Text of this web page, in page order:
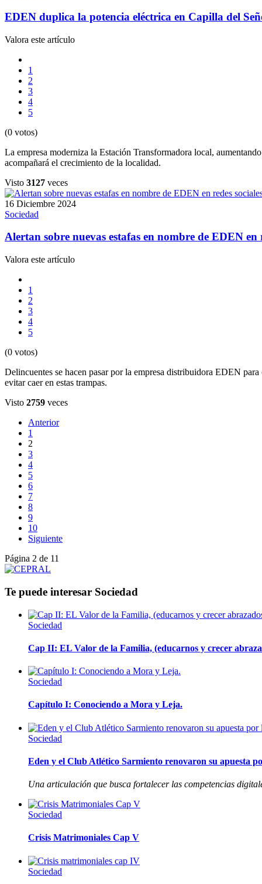
EDEN duplica la potencia eléctrica en Capilla del
Valora este artículo
1
2
3
4
5
(0 votos)
La empresa moderniza la Estación Transformadora local,
acompañará el crecimiento de la localidad.
Visto 3127 veces
16 Diciembre 2024
Sociedad
Alertan sobre nuevas estafas en nombre de EDEN en
Valora este artículo
1
2
3
4
5
(0 votos)
Delincuentes se hacen pasar por la empresa distribuidora EDEN
evitar caer en estas trampas.
Visto 2759 veces
Anterior
1
2
3
4
5
6
7
8
9
10
Siguiente
Página 2 de 11
Te puede interesar Sociedad
Sociedad
Cap II: EL Valor de la Familia, (educarnos y crecer
Sociedad
Capítulo I: Conociendo a Mora y Leja.
Sociedad
Eden y el Club Atlético Sarmiento renovaron su apuesta
Una articulación que busca fortalecer las competencias
Sociedad
Crisis Matrimoniales Cap V
Sociedad